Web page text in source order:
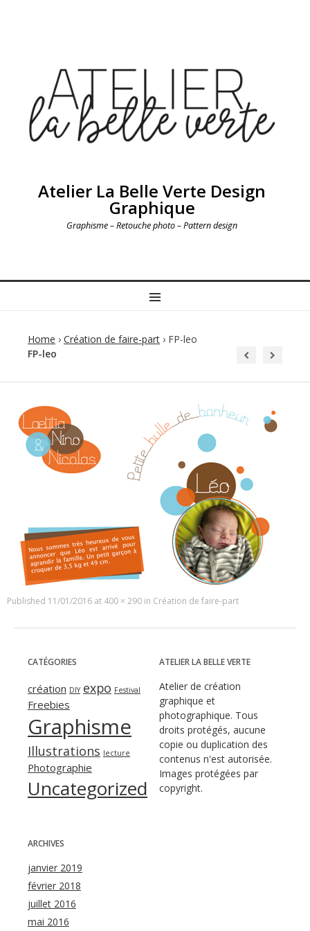
Atelier La Belle Verte Design
Graphique
Graphisme – Retouche photo – Pattern design
MENU
Home › Création de faire-part › FP-leo
FP-leo
Published 11/01/2016 at 400 × 290 in Création de faire-part
CATÉGORIES
création DIY expo Festival
Freebies
Graphisme
Illustrations lecture
Photographie
Uncategorized
ATELIER LA BELLE VERTE
Atelier de création
graphique et
photographique. Tous
droits protégés, aucune
copie ou duplication des
contenus n'est autorisée.
Images protégées par
copyright.
ARCHIVES
janvier 2019
février 2018
juillet 2016
mai 2016